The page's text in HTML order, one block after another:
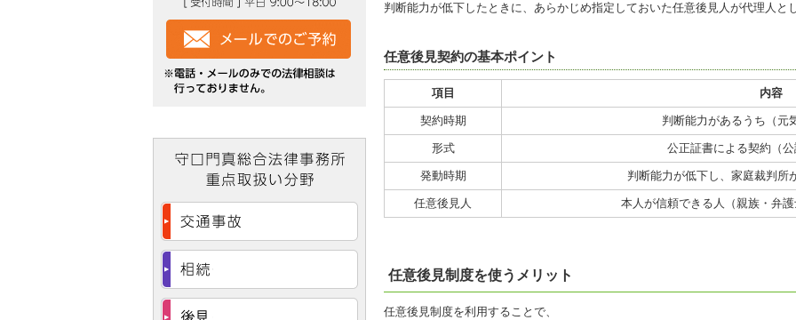
判断能力が低下したときに、あらかじめ指定しておいた任意後見人が代理人と
任意後見契約の基本ポイント
項目 内容
契約時期 判断能力があるうち（元
形式 公正証書による契約（公
発動時期 判断能力が低下し、家庭裁判所
任意後見人 本人が信頼できる人（親族・弁
任意後見制度を使うメリット
任意後見制度を利用することで、